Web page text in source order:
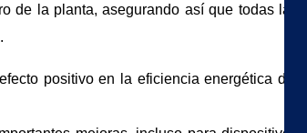
de la planta, asegurando así que todas las
positivo en la eficiencia energética del